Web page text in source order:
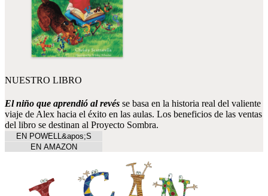
NUESTRO LIBRO
El niño que aprendió al revés se basa en la historia real del valiente
viaje de Alex hacia el éxito en las aulas. Los beneficios de las ventas
del libro se destinan al Proyecto Sombra.
EN POWELL&apos;S
EN AMAZON